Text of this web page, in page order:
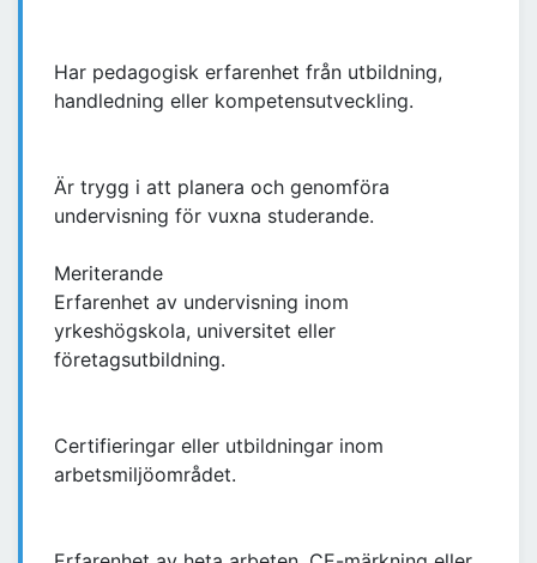
Har pedagogisk erfarenhet från utbildning,
handledning eller kompetensutveckling.
Är trygg i att planera och genomföra
undervisning för vuxna studerande.
Meriterande
Erfarenhet av undervisning inom
yrkeshögskola, universitet eller
företagsutbildning.
Certifieringar eller utbildningar inom
arbetsmiljöområdet.